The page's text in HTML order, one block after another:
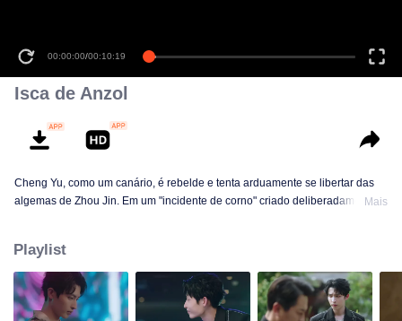
00:00:00/00:10:19
Isca de Anzol
Cheng Yu, como um canário, é rebelde e tenta arduamente se libertar das
algemas de Zhou Jin. Em um "incidente de corno" criado deliberadamente,
beldade. Pei Zheng vai de "manter a calma" para "lutar". Os dois usam um
ao outro, mas gradualmente se tornam sinceros...
Mais
Playlist